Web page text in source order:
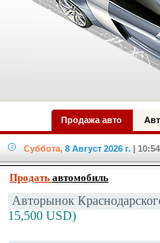
Продажа авто
Суббота, 8 Август 2026 г. |
Продать автомобиль
Авторынок
15,500 USD)